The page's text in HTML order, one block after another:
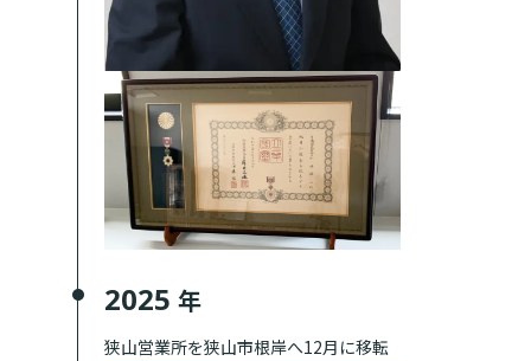
2025 年
狭山営業所を狭山市根岸へ12月に移転